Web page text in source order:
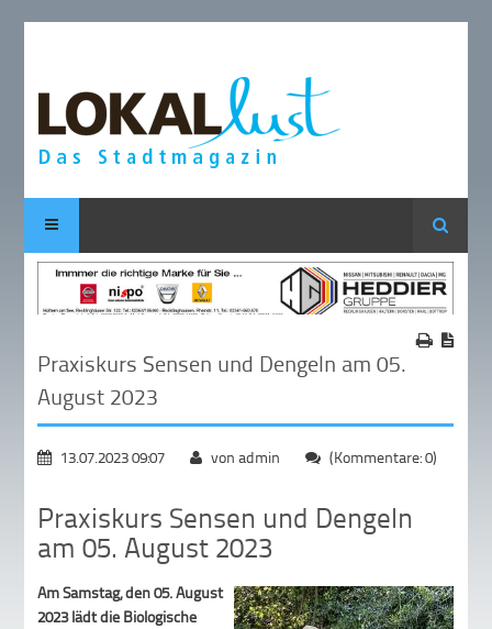
Suche
Praxiskurs Sensen und Dengeln am 05.
August 2023
13.07.2023 09:07 von admin (Kommentare: 0)
Praxiskurs Sensen und Dengeln
am 05. August 2023
Am Samstag, den 05. August
2023 lädt die Biologische